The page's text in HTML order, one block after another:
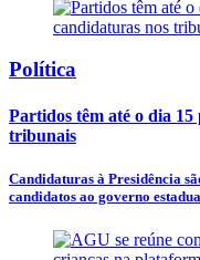
Política
Partidos têm até o dia
tribunais
Candidaturas à Presidência
candidatos ao governo